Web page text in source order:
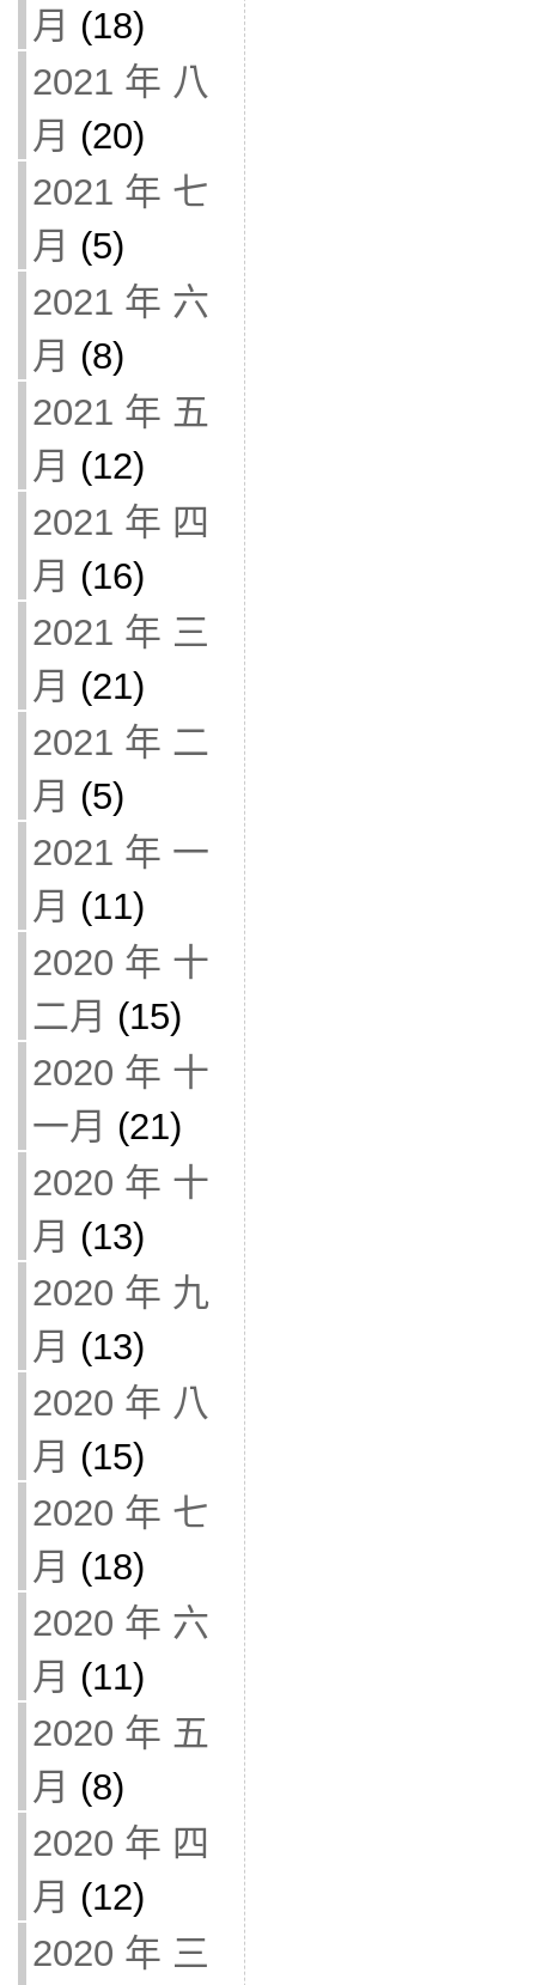
月 (18)
2021 年 八
月 (20)
2021 年 七
月 (5)
2021 年 六
月 (8)
2021 年 五
月 (12)
2021 年 四
月 (16)
2021 年 三
月 (21)
2021 年 二
月 (5)
2021 年 一
月 (11)
2020 年 十
二月 (15)
2020 年 十
一月 (21)
2020 年 十
月 (13)
2020 年 九
月 (13)
2020 年 八
月 (15)
2020 年 七
月 (18)
2020 年 六
月 (11)
2020 年 五
月 (8)
2020 年 四
月 (12)
2020 年 三